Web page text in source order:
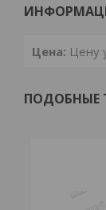
Цена: Цену
ПОДОБНЫЕ